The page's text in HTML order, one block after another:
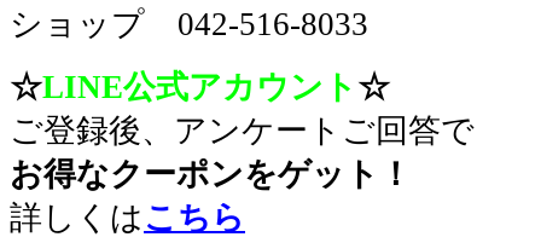
ショップ 042-516-8033
☆LINE公式アカウント ☆
ご登録後、アンケートご回答で
お得なクーポンをゲット！
詳しくは こちら